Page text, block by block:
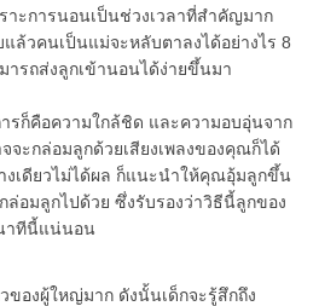
าะการนอนเป็นช่วงเวลาที่สำคัญมาก
ล้วคนเป็นแม่จะหลับตาลงได้อย่างไร 8
รถส่งลูกเข้านอนได้ง่ายขึ้นมา
รก็คือความใกล้ชิด และความอบอุ่นจาก
ะกล่อมลูกด้วยเสียงเพลงของคุณก็ได้
งเดียวไม่ได้ผล ก็แนะนำให้คุณอุ้มลูกขึ้น
ล่อมลูกไปด้วย ซึ่งรับรองว่าวิธีนี้ลูกของ
าทีนี้แน่นอน
งผู้ใหญ่มาก ดังนั้นเด็กจะรู้สึกถึง